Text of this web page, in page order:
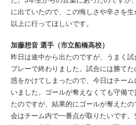
に出ていたので、この悔しさや辛さを
以上に行ってほしいです。
加藤想音 選手（市立船橋高校）
昨日は途中から出たのですが、うまく
プレーで終わりました。試合には勝て
惑をかけてしまったので、今日はチー
いました。ゴールが奪えなくても守備
たのですが、結果的にゴールが奪えた
会はチーム内で一番点が取りたいです